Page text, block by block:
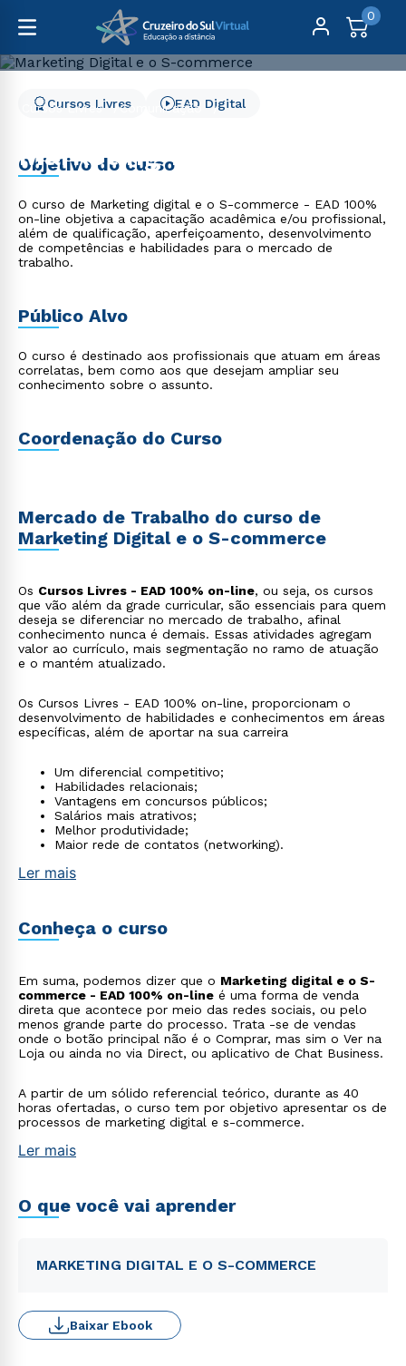
0
Cursos Livres
Comunicação
Marketing Digital e o S-
commerce
Cursos Livres EAD Digital
Objetivo do curso
O curso de Marketing digital e o S-commerce - EAD 100%
on-line objetiva a capacitação acadêmica e/ou profissional,
além de qualificação, aperfeiçoamento, desenvolvimento
de competências e habilidades para o mercado de
trabalho.
Público Alvo
O curso é destinado aos profissionais que atuam em áreas
correlatas, bem como aos que desejam ampliar seu
conhecimento sobre o assunto.
Coordenação do Curso
Mercado de Trabalho do curso de
Marketing Digital e o S-commerce
Os Cursos Livres - EAD 100% on-line, ou seja, os cursos
que vão além da grade curricular, são essenciais para quem
deseja se diferenciar no mercado de trabalho, afinal
conhecimento nunca é demais. Essas atividades agregam
valor ao currículo, mais segmentação no ramo de atuação
e o mantém atualizado.
Os Cursos Livres - EAD 100% on-line, proporcionam o
desenvolvimento de habilidades e conhecimentos em áreas
específicas, além de aportar na sua carreira
Um diferencial competitivo;
Habilidades relacionais;
Vantagens em concursos públicos;
Salários mais atrativos;
Melhor produtividade;
Maior rede de contatos (networking).
Ler mais
Conheça o curso
Em suma, podemos dizer que o Marketing digital e o S-
commerce - EAD 100% on-line é uma forma de venda
direta que acontece por meio das redes sociais, ou pelo
menos grande parte do processo. Trata -se de vendas
onde o botão principal não é o Comprar, mas sim o Ver na
Loja ou ainda no via Direct, ou aplicativo de Chat Business.
A partir de um sólido referencial teórico, durante as 40
horas ofertadas, o curso tem por objetivo apresentar os de
processos de marketing digital e s-commerce.
Ler mais
O que você vai aprender
MARKETING DIGITAL E O S-COMMERCE
Baixar Ebook